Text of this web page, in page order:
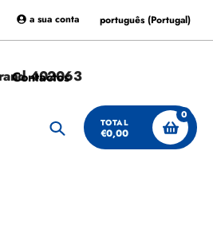
a sua conta português (Portugal)
Contactos
Procurar
TOTAL
€0,00
0
402063